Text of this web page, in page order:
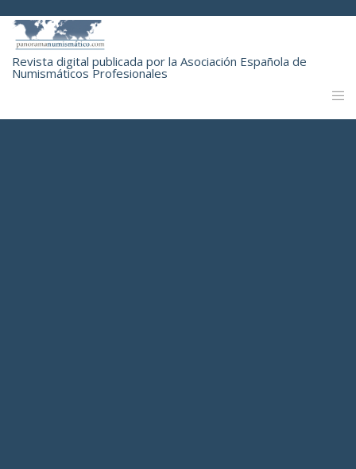
Revista digital publicada por la Asociación Española de
Numismáticos Profesionales